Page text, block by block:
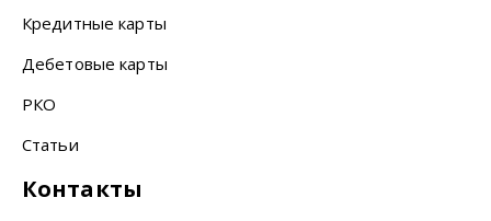
Кредитные карты
Дебетовые карты
РКО
Статьи
Контакты